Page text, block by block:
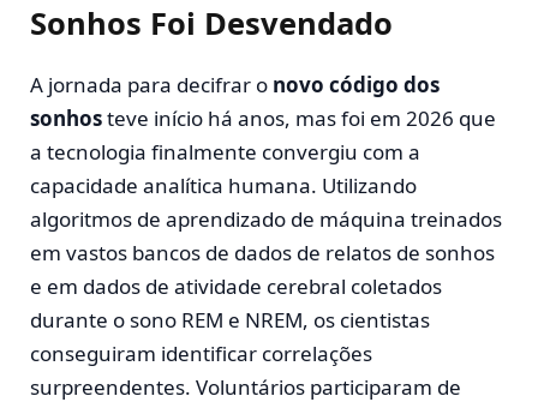
Sonhos Foi Desvendado
A jornada para decifrar o novo código dos
sonhosteve início há anos, mas foi em 2026 que
a tecnologia finalmente convergiu com a
capacidade analítica humana. Utilizando
algoritmos de aprendizado de máquina treinados
em vastos bancos de dados de relatos de sonhos
e em dados de atividade cerebral coletados
durante o sono REM e NREM, os cientistas
conseguiram identificar correlações
surpreendentes. Voluntários participaram de